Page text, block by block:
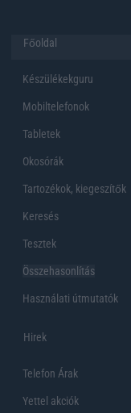
Főoldal
Készülékekguru
Mobiltelefonok
Tabletek
Okosórák
Tartozékok, kiegeszítők
Keresés
Tesztek
Összehasonlítás
Használati útmutatók
Hirek
Telefon Árak
Yettel akciók